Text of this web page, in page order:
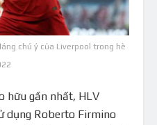
chú ý của Liverpool trong hè
hữu gần nhất, HLV
dụng Roberto Firmino